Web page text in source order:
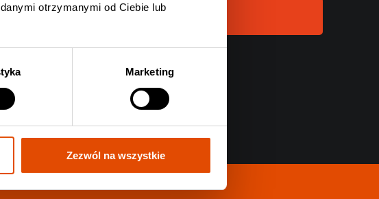
otrzymanymi od Ciebie lub
Marketing
Zezwól na wszystkie